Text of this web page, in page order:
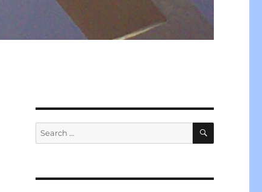
Search
for:
SEARCH